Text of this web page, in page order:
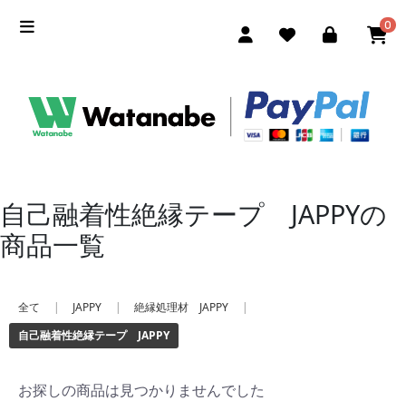
0
自己融着性絶縁テープ JAPPYの
商品一覧
全て | JAPPY | 絶縁処理材 JAPPY
|
自己融着性絶縁テープ JAPPY
お探しの商品は見つかりませんでした